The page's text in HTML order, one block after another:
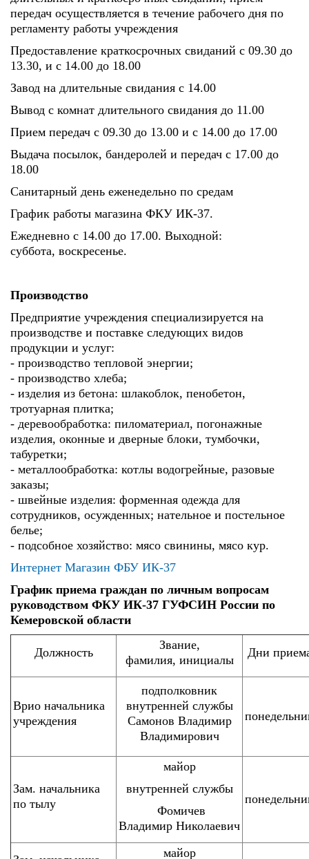
передач осуществляется в течение рабочего дня по
регламенту работы учреждения
Предоставление краткосрочных свиданий с 09.30 до
13.30, и с 14.00 до 18.00
Завод на длительные свидания с 14.00
Вывод с комнат длительного свидания до 11.00
Прием передач с 09.30 до 13.00 и с 14.00 до 17.00
Выдача посылок, бандеролей и передач с 17.00 до
18.00
Санитарный день еженедельно по средам
График работы магазина ФКУ ИК-37.
Ежедневно с 14.00 до 17.00. Выходной:
суббота, воскресенье.
Производство
Предприятие учреждения специализируется на
производстве и поставке следующих видов
продукции и услуг:
- производство тепловой энергии;
- производство хлеба;
- изделия из бетона: шлакоблок, пенобетон,
тротуарная плитка;
- деревообработка: пиломатериал, погонажные
изделия, оконные и дверные блоки, тумбочки,
табуретки;
- металлообработка: котлы водогрейные, разовые
заказы;
- швейные изделия: форменная одежда для
сотрудников, осужденных; нательное и постельное
белье;
- подсобное хозяйство: мясо свинины, мясо кур.
Интернет Магазин ФБУ ИК-37
График приема граждан по личным вопросам
руководством ФКУ ИК-37 ГУФСИН России по
Кемеровской области
Должность
Звание,
фамилия, инициалы
Дни
Врио начальника
учреждения
подполковник
внутренней службы
Самонов Владимир
Владимирович
Зам. начальника
по тылу
майор
внутренней службы
Фомичев
Владимир Николаевич
майор